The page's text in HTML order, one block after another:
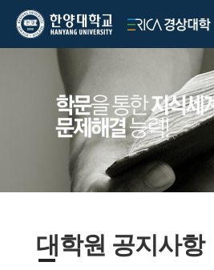
한양대학교
대학원 공지사항